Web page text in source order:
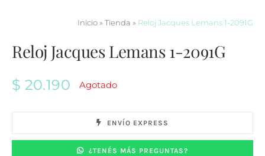
Inicio» Tienda » Reloj Jacques Lemans 1-2091G
Reloj Jacques Lemans 1-2091G
$ 20.190 Agotado
ENVÍO EXPRESS
¿TENÉS MÁS PREGUNTAS?